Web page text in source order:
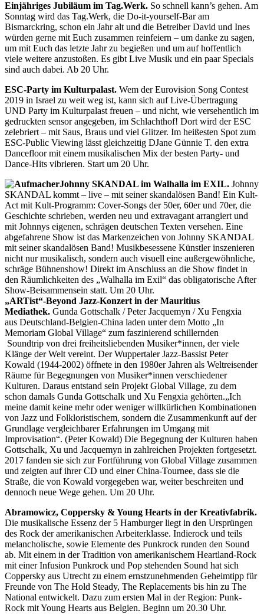
Einjähriges Jubiläum im Tag.Werk. So schnell kann’s gehen. Am
Sonntag wird das Tag.Werk, die Do-it-yourself-Bar am
Bismarckring, schon ein Jahr alt und die Betreiber David und Ines
würden gerne mit Euch zusammen reinfeiern – um danke zu sagen,
um mit Euch das letzte Jahr zu begießen und um auf hoffentlich
viele weitere anzustoßen. Es gibt Live Musik und ein paar Specials
sind auch dabei. Ab 20 Uhr.
ESC-Party im Kulturpalast. Wem der Eurovision Song Contest
2019 in Israel zu weit weg ist, kann sich auf Live-Übertragung
UND Party im Kulturpalast freuen – und nicht, wie versehentlich im
gedruckten sensor angegeben, im Schlachthof! Dort wird der ESC
zelebriert – mit Saus, Braus und viel Glitzer. Im heißesten Spot zum
ESC-Public Viewing lässt gleichzeitig DJane Günnie T. den extra
Dancefloor mit einem musikalischen Mix der besten Party- und
Dance-Hits vibrieren. Start um 20 Uhr.
Johnny SKANDAL im Walhalla im EXIL. Johnny
SKANDAL kommt – live – mit seiner skandalösen Band! Ein Kult-
Act mit Kult-Programm: Cover-Songs der 50er, 60er und 70er, die
Geschichte schrieben, werden neu und extravagant arrangiert und
mit Johnnys eigenen, schrägen deutschen Texten versehen. Eine
abgefahrene Show ist das Markenzeichen von Johnny SKANDAL
mit seiner skandalösen Band! Musikbesessene Künstler inszenieren
nicht nur musikalisch, sondern auch visuell eine außergewöhnliche,
schräge Bühnenshow! Direkt im Anschluss an die Show findet in
den Räumlichkeiten des „Walhalla im Exil“ das obligatorische After
Show-Beisammensein statt. Um 20 Uhr.
„ARTist“-Beyond Jazz-Konzert in der Mauritius
Mediathek. Gunda Gottschalk / Peter Jacquemyn / Xu Fengxia
aus Deutschland-Belgien-China laden unter dem Motto „In
Memoriam Global Village“ zum faszinierend schillernden
Soundtrip von drei freiheitsliebenden Musiker*innen, der viele
Klänge der Welt vereint. Der Wuppertaler Jazz-Bassist Peter
Kowald (1944-2002) öffnete in den 1980er Jahren als Weltreisender
Räume für Begegnungen von Musiker*innen verschiedener
Kulturen. Daraus entstand sein Projekt Global Village, zu dem
schon damals Gunda Gottschalk und Xu Fengxia gehörten.„Ich
meine damit keine mehr oder weniger willkürlichen Kombinationen
von Jazz und Folkloristischem, sondern die Zusammenkunft auf der
Grundlage vergleichbarer Erfahrungen im Umgang mit
Improvisation“. (Peter Kowald) Die Begegnung der Kulturen haben
Gottschalk, Xu und Jacquemyn in zahlreichen Projekten fortgesetzt.
2017 fanden sie sich zur Fortführung von Global Village zusammen
und zeigten auf ihrer CD und einer China-Tournee, dass sie die
Straße, die von Kowald vorgegeben war, weiter beschreiten und
dennoch neue Wege gehen. Um 20 Uhr.
Abramowicz, Coppersky & Young Hearts in der Kreativfabrik.
Die musikalische Essenz der 5 Hamburger liegt in den Ursprüngen
des Rock der amerikanischen Arbeiterklasse. Indierock und teils
melancholische, sowie Elemente des Punkrock runden den Sound
ab. Mit einem in der Tradition von amerikanischem Heartland-Rock
mit einer Infusion Punkrock und Pop stehenden Sound hat sich
Coppersky aus Utrecht zu einem ernstzunehmenden Geheimtipp für
Freunde von The Hold Steady, The Replacements bis hin zu The
National entwickelt. Dazu zum ersten Mal in der Region: Punk-
Rock mit Young Hearts aus Belgien. Beginn um 20.30 Uhr.